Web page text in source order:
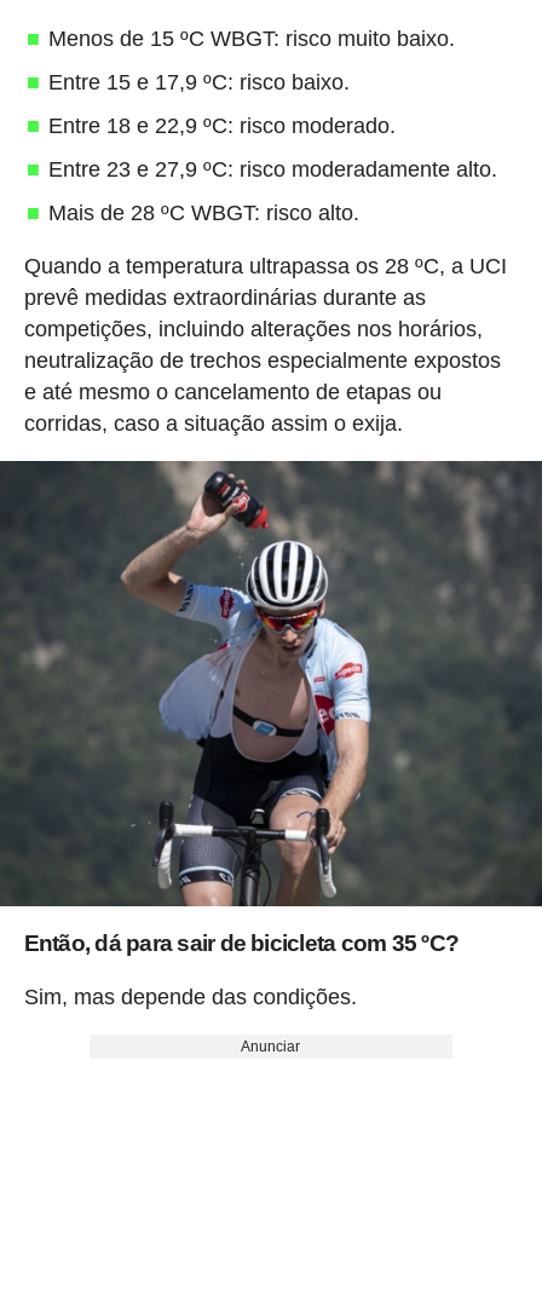
Menos de 15 ºC WBGT: risco muito baixo.
Entre 15 e 17,9 ºC: risco baixo.
Entre 18 e 22,9 ºC: risco moderado.
Entre 23 e 27,9 ºC: risco moderadamente alto.
Mais de 28 ºC WBGT: risco alto.
Quando a temperatura ultrapassa os 28 ºC, a UCI
prevê medidas extraordinárias durante as
competições, incluindo alterações nos horários,
neutralização de trechos especialmente expostos
e até mesmo o cancelamento de etapas ou
corridas, caso a situação assim o exija.
Então, dá para sair de bicicleta com 35 ºC?
Sim, mas depende das condições.
Anunciar